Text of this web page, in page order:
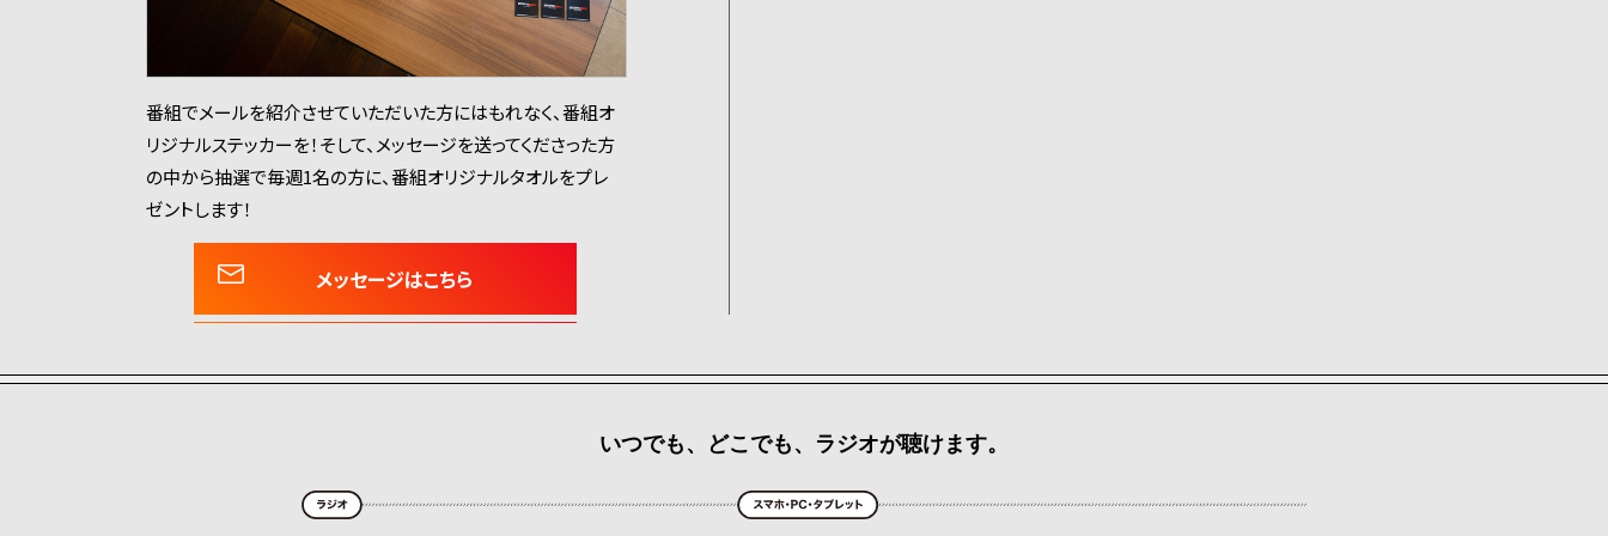
番組でメールを紹介させていただいた方にはもれなく、番組オ
リジナルステッカーを！そして、メッセージを送ってくださった方
の中から抽選で毎週1名の方に、番組オリジナルタオルをプレ
ゼントします！
いつでも、どこでも、ラジオが聴けます。